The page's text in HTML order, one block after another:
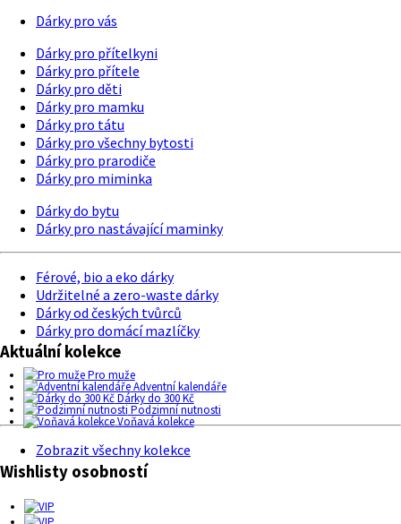
Dárky pro vás
Dárky pro přítelkyni
Dárky pro přítele
Dárky pro děti
Dárky pro mamku
Dárky pro tátu
Dárky pro všechny bytosti
Dárky pro prarodiče
Dárky pro miminka
Dárky do bytu
Dárky pro nastávající maminky
Férové, bio a eko dárky
Udržitelné a zero-waste dárky
Dárky od českých tvůrců
Dárky pro domácí mazlíčky
Aktuální kolekce
Pro muže
Adventní kalendáře
Dárky do 300 Kč
Podzimní nutnosti
Voňavá kolekce
Zobrazit všechny kolekce
Wishlisty osobností